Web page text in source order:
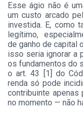
Esse ágio não é
um custo arcado
investida. E, como
legítimo,
de ganho de capital
isso seria ignorar a
os fundamentos do
o art. 43 [1] do
renda só pode
contribuinte apenas
no momento — não